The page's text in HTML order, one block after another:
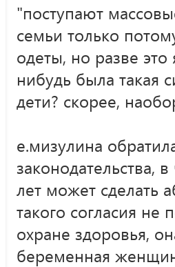
"поступают
семьи только
одеты, но разве
нибудь была такая
дети? скорее,
е.мизулина
законодательства,
лет может сделать
такого согласия не
охране здоровья,
беременная